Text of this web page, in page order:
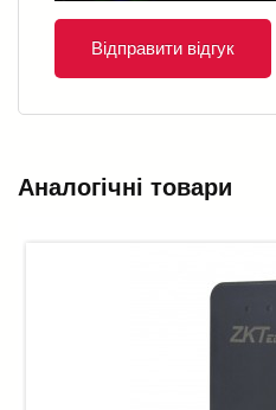
Відправити відгук
Аналогічні товари